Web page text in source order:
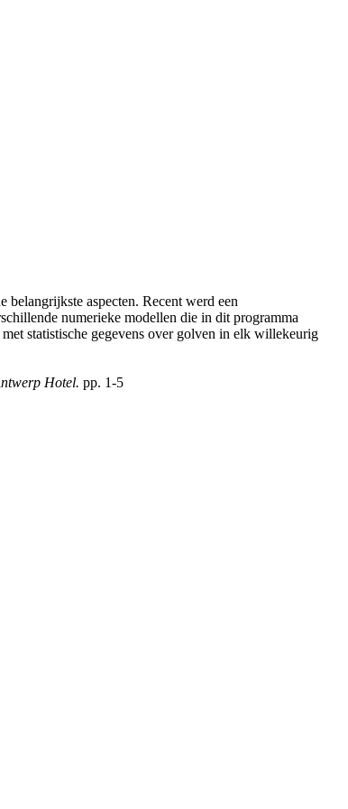
aspecten. Recent werd een
numerieke modellen die in dit programma
statistische gegevens over golven in elk willekeurig
Hotel. pp. 1-5